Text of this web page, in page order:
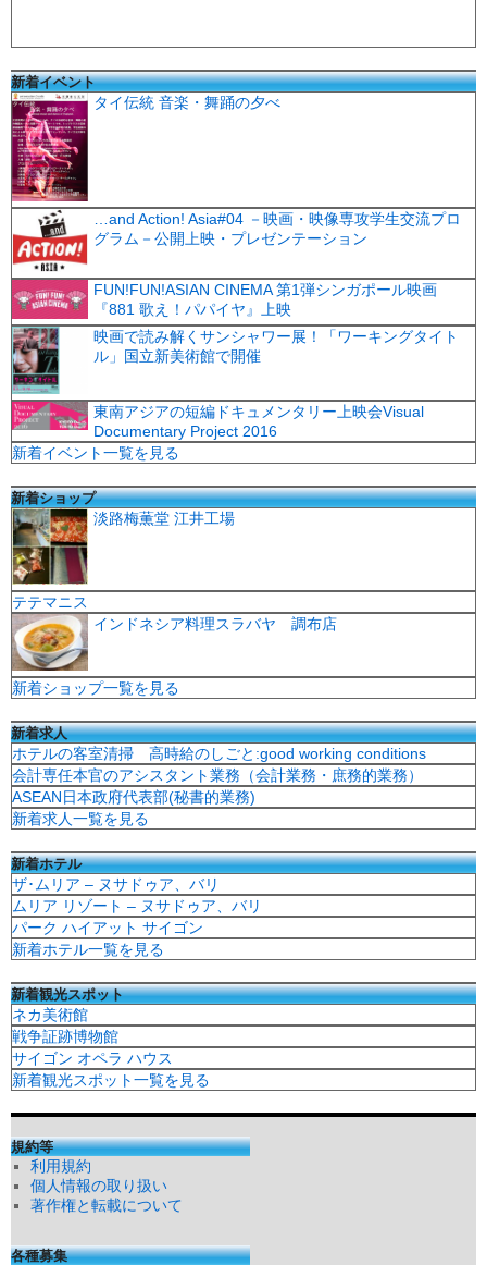
新着イベント
タイ伝統 音楽・舞踊の夕べ
…and Action! Asia#04 －映画・映像専攻学生交流プロ
グラム－公開上映・プレゼンテーション
FUN!FUN!ASIAN CINEMA 第1弾シンガポール映画
『881 歌え！パパイヤ』上映
映画で読み解くサンシャワー展！「ワーキングタイト
ル」国立新美術館で開催
東南アジアの短編ドキュメンタリー上映会Visual
Documentary Project 2016
新着イベント一覧を見る
新着ショップ
淡路梅薫堂 江井工場
テテマニス
インドネシア料理スラバヤ 調布店
新着ショップ一覧を見る
新着求人
ホテルの客室清掃 高時給のしごと:good working conditions
会計専任本官のアシスタント業務（会計業務・庶務的業務）
ASEAN日本政府代表部(秘書的業務)
新着求人一覧を見る
新着ホテル
ザ･ムリア – ヌサドゥア、バリ
ムリア リゾート – ヌサドゥア、バリ
パーク ハイアット サイゴン
新着ホテル一覧を見る
新着観光スポット
ネカ美術館
戦争証跡博物館
サイゴン オペラ ハウス
新着観光スポット一覧を見る
規約等
利用規約
個人情報の取り扱い
著作権と転載について
各種募集